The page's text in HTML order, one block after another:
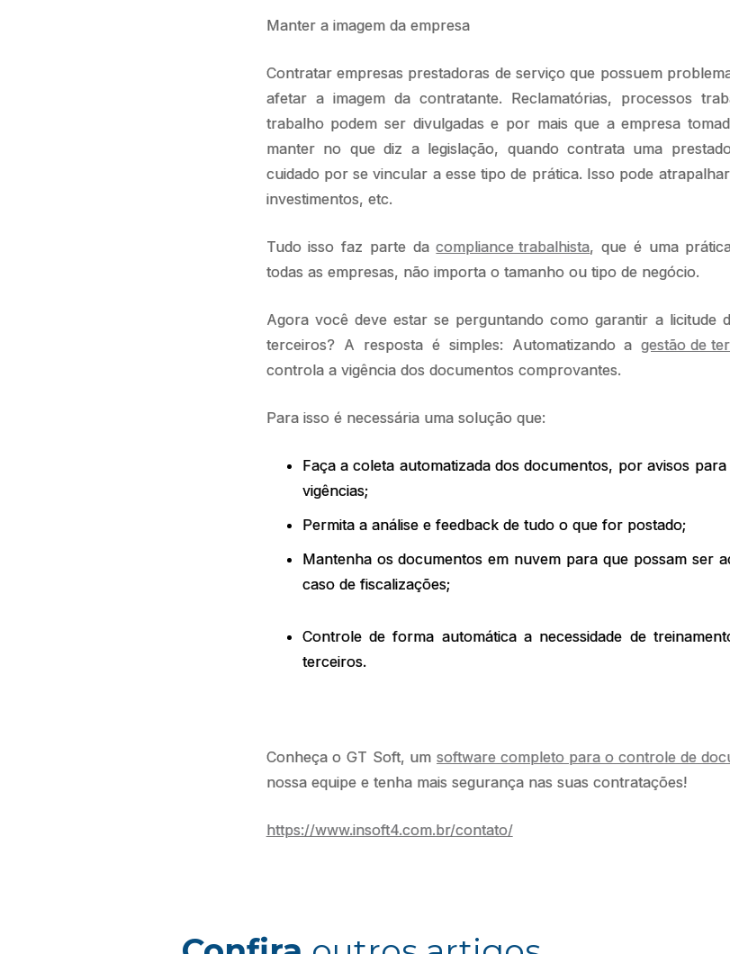
Manter a imagem da empresa
Contratar empresas prestadoras de serviço que possuem
afetar a imagem da contratante. Reclamatórias, processos
trabalho podem ser divulgadas e por mais que a empresa
manter no que diz a legislação, quando contrata uma
cuidado por se vincular a esse tipo de prática. Isso pode
investimentos, etc.
Tudo isso faz parte dacompliance trabalhista, que é uma
todas as empresas, não importa o tamanho ou tipo de negócio.
Agora você deve estar se perguntando como garantir a licitude
terceiros? A resposta é simples: Automatizando agestão de
controla a vigência dos documentos comprovantes.
Para isso é necessária uma solução que:
Faça a coleta automatizada dos documentos, por avisos
vigências;
Permita a análise e feedback de tudo o que for postado;
Mantenha os documentos em nuvem para que possam ser
caso de fiscalizações;
Controle de forma automática a necessidade de
terceiros.
Conheça o GT Soft, um software completo para o controle de
nossa equipe e tenha mais segurança nas suas contratações!
https://www.insoft4.com.br/contato/